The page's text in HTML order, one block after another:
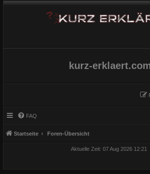
kurz-
FAQ
Startseite Foren-Übersicht
Aktuelle Zeit: 07 Aug 2026 12:21